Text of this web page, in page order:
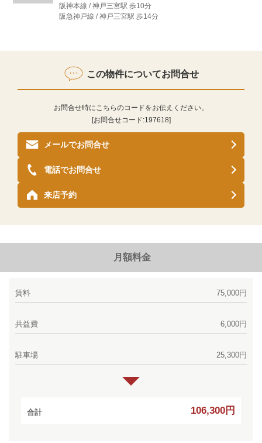
阪神本線 / 神戸三宮駅 歩10分
阪急神戸線 / 神戸三宮駅 歩14分
この物件についてお問合せ
お問合せ時にこちらのコードをお伝えください。
[お問合せコード:197618]
メールでお問合せ
来店予約
電話でお問合せ
月額料金
賃料 75,000円
共益費 6,000円
駐車場 25,300円
合計 106,300円